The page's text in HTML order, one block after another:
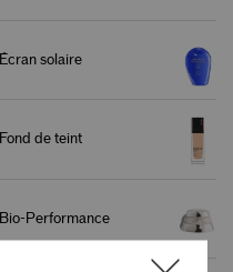
Écran solaire
Fond de teint
Bio-Performance